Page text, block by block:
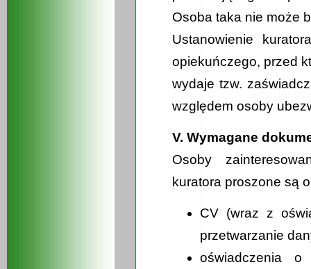
Osoba taka nie może
Ustanowienie
opiekuńczego, przed
wydaje tzw.
względem osoby
V. Wymagane
Osoby
kuratora proszone są
CV (wraz z
przetwarzanie
oświadczenia o